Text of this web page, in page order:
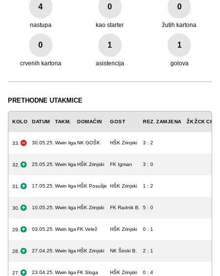
4
nastupa
0
kao starter
0
žutih kartona
0
crvenih kartona
1
asistencija
1
golova
PRETHODNE UTAKMICE
KOLO DATUM TAKM. DOMAĆIN GOST REZ. ZAMJENA ŽKŽCK CK
33. 30.05.25. Wwin liga NK GOŠK HŠK Zrinjski 3 : 2
32. 25.05.25. Wwin liga HŠK Zrinjski FK Igman 3 : 0
31. 17.05.25. Wwin liga HŠK Posušje HŠK Zrinjski 1 : 2
30. 10.05.25. Wwin liga HŠK Zrinjski FK Radnik B. 5 : 0
29. 03.05.25. Wwin liga FK Velež HŠK Zrinjski 0 : 1
28. 27.04.25. Wwin liga HŠK Zrinjski NK Široki B. 2 : 1
27. 23.04.25. Wwin liga FK Sloga HŠK Zrinjski 0 : 4